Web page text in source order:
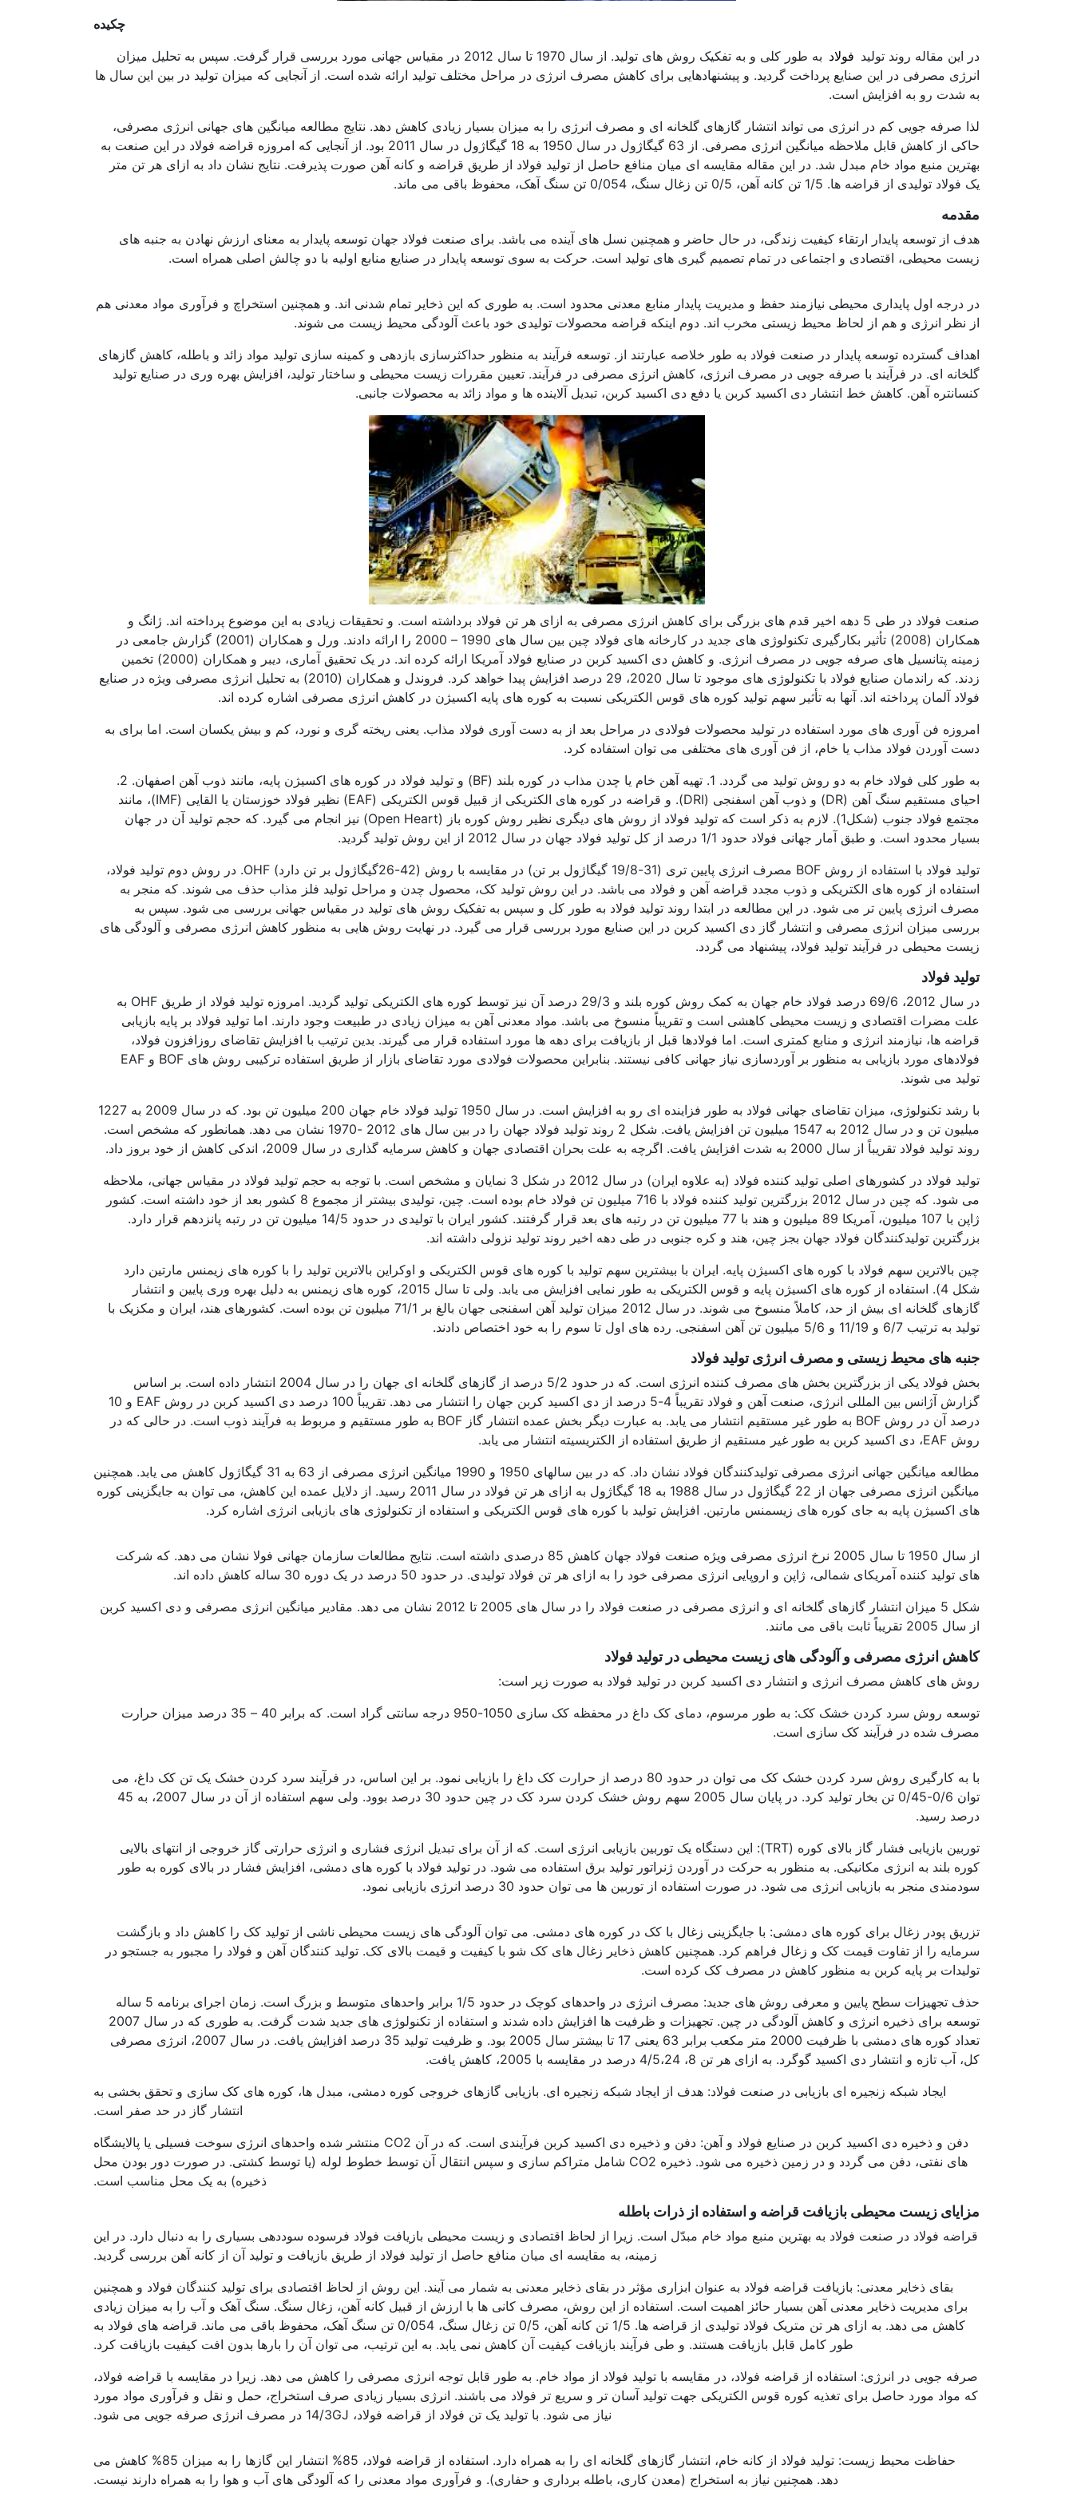
چکیده
در این مقاله روند تولید فولاد
به طور کلی و به تفکیک روش های تولید. از سال 1970 تا سال 2012 در مقیاس جهانی مورد بررسی قرار گرفت. سپس به تحلیل میزان
انرژی مصرفی در این صنایع پرداخت گردید. و پیشنهادهایی برای کاهش مصرف انرژی در مراحل مختلف تولید ارائه شده است. از آنجایی که میزان تولید در بین این سال ها
به شدت رو به افزایش است.
لذا صرفه جویی کم در انرژی می تواند انتشار گازهای گلخانه ای و مصرف انرژی را به میزان بسیار زیادی کاهش دهد. نتایج مطالعه میانگین های جهانی انرژی مصرفی،
حاکی از کاهش قابل ملاحظه میانگین انرژی مصرفی. از 63 گیگاژول در سال 1950 به 18 گیگاژول در سال 2011 بود. از آنجایی که امروزه قراضه فولاد در این صنعت به
بهترین منبع مواد خام مبدل شد. در این مقاله مقایسه ای میان منافع حاصل از تولید فولاد از طریق قراضه و کانه آهن صورت پذیرفت. نتایج نشان داد به ازای هر تن متر
یک فولاد تولیدی از قراضه ها. 1/5 تن کانه آهن، 0/5 تن زغال سنگ، 0/054 تن سنگ آهک، محفوظ باقی می ماند.
مقدمه
هدف از توسعه پایدار ارتقاء کیفیت زندگی، در حال حاضر و همچنین نسل های آینده می باشد. برای صنعت فولاد جهان توسعه پایدار به معنای ارزش نهادن به جنبه های
زیست محیطی، اقتصادی و اجتماعی در تمام تصمیم گیری های تولید است. حرکت به سوی توسعه پایدار در صنایع منابع اولیه با دو چالش اصلی همراه است.
در درجه اول پایداری محیطی نیازمند حفظ و مدیریت پایدار منابع معدنی محدود است. به طوری که این ذخایر تمام شدنی اند. و همچنین استخراچ و فرآوری مواد معدنی هم
از نظر انرژی و هم از لحاظ محیط زیستی مخرب اند. دوم اینکه قراضه محصولات تولیدی خود باعث آلودگی محیط زیست می شوند.
اهداف گسترده توسعه پایدار در صنعت فولاد به طور خلاصه عبارتند از. توسعه فرآیند به منظور حداکثرسازی بازدهی و کمینه سازی تولید مواد زائد و باطله، کاهش گازهای
گلخانه ای. در فرآیند با صرفه جویی در مصرف انرژی، کاهش انرژی مصرفی در فرآیند. تعیین مقررات زیست محیطی و ساختار تولید، افزایش بهره وری در صنایع تولید
کنسانتره آهن. کاهش خط انتشار دی اکسید کربن یا دفع دی اکسید کربن، تبدیل آلاینده ها و مواد زائد به محصولات جانبی.
صنعت فولاد در طی 5 دهه اخیر قدم های بزرگی برای کاهش انرژی مصرفی به ازای هر تن فولاد برداشته است. و تحقیقات زیادی به این موضوع پرداخته اند. ژانگ و
همکاران (2008) تأثیر بکارگیری تکنولوژی های جدید در کارخانه های فولاد چین بین سال های 1990 – 2000 را ارائه دادند. ورل و همکاران (2001) گزارش جامعی در
زمینه پتانسیل های صرفه جویی در مصرف انرژی. و کاهش دی اکسید کربن در صنایع فولاد آمریکا ارائه کرده اند. در یک تحقیق آماری، دیبر و همکاران (2000) تخمین
زدند. که راندمان صنایع فولاد با تکنولوژی های موجود تا سال 2020، 29 درصد افزایش پیدا خواهد کرد. فروندل و همکاران (2010) به تحلیل انرژی مصرفی ویژه در صنایع
فولاد آلمان پرداخته اند. آنها به تأثیر سهم تولید کوره های قوس الکتریکی نسبت به کوره های پایه اکسیژن در کاهش انرژی مصرفی اشاره کرده اند.
امروزه فن آوری های مورد استفاده در تولید محصولات فولادی در مراحل بعد از به دست آوری فولاد مذاب. یعنی ریخته گری و نورد، کم و بیش یکسان است. اما برای به
دست آوردن فولاد مذاب یا خام، از فن آوری های مختلفی می توان استفاده کرد.
به طور کلی فولاد خام به دو روش تولید می گردد. 1. تهیه آهن خام یا چدن مذاب در کوره بلند (BF) و تولید فولاد در کوره های اکسیژن پایه، مانند ذوب آهن اصفهان. 2.
احیای مستقیم سنگ آهن (DR) و ذوب آهن اسفنجی (DRI). و قراضه در کوره های الکتریکی از قبیل قوس الکتریکی (EAF) نظیر فولاد خوزستان یا القایی (IMF)، مانند
مجتمع فولاد جنوب (شکل1). لازم به ذکر است که تولید فولاد از روش های دیگری نظیر روش کوره باز (Open Heart) نیز انجام می گیرد. که حجم تولید آن در جهان
بسیار محدود است. و طبق آمار جهانی فولاد حدود 1/1 درصد از کل تولید فولاد جهان در سال 2012 از این روش تولید گردید.
تولید فولاد با استفاده از روش BOF مصرف انرژی پایین تری (31-19/8 گیگاژول بر تن) در مقایسه با روش (42-26گیگاژول بر تن دارد) OHF. در روش دوم تولید فولاد،
استفاده از کوره های الکتریکی و ذوب مجدد قراضه آهن و فولاد می باشد. در این روش تولید کک، محصول چدن و مراحل تولید فلز مذاب حذف می شوند. که منجر به
مصرف انرژی پایین تر می شود. در این مطالعه در ابتدا روند تولید فولاد به طور کل و سپس به تفکیک روش های تولید در مقیاس جهانی بررسی می شود. سپس به
بررسی میزان انرژی مصرفی و انتشار گاز دی اکسید کربن در این صنایع مورد بررسی قرار می گیرد. در نهایت روش هایی به منظور کاهش انرژی مصرفی و آلودگی های
زیست محیطی در فرآیند تولید فولاد، پیشنهاد می گردد.
تولید فولاد
در سال 2012، 69/6 درصد فولاد خام جهان به کمک روش کوره بلند و 29/3 درصد آن نیز توسط کوره های الکتریکی تولید گردید. امروزه تولید فولاد از طریق OHF به
علت مضرات اقتصادی و زیست محیطی کاهشی است و تقریباً منسوخ می باشد. مواد معدنی آهن به میزان زیادی در طبیعت وجود دارند. اما تولید فولاد بر پایه بازیابی
قراضه ها، نیازمند انرژی و منابع کمتری است. اما فولادها قبل از بازیافت برای دهه ها مورد استفاده قرار می گیرند. بدین ترتیب با افزایش تقاضای روزافزون فولاد،
فولادهای مورد بازیابی به منظور بر آوردسازی نیاز جهانی کافی نیستند. بنابراین محصولات فولادی مورد تقاضای بازار از طریق استفاده ترکیبی روش های BOF و EAF
تولید می شوند.
با رشد تکنولوژی، میزان تقاضای جهانی فولاد به طور فزاینده ای رو به افزایش است. در سال 1950 تولید فولاد خام جهان 200 میلیون تن بود. که در سال 2009 به 1227
میلیون تن و در سال 2012 به 1547 میلیون تن افزایش یافت. شکل 2 روند تولید فولاد جهان را در بین سال های 2012 -1970 نشان می دهد. همانطور که مشخص است.
روند تولید فولاد تقریباً از سال 2000 به شدت افزایش یافت. اگرچه به علت بحران اقتصادی جهان و کاهش سرمایه گذاری در سال 2009، اندکی کاهش از خود بروز داد.
تولید فولاد در کشورهای اصلی تولید کننده فولاد (به علاوه ایران) در سال 2012 در شکل 3 نمایان و مشخص است. با توجه به حجم تولید فولاد در مقیاس جهانی، ملاحظه
می شود. که چین در سال 2012 بزرگترین تولید کننده فولاد با 716 میلیون تن فولاد خام بوده است. چین، تولیدی بیشتر از مجموع 8 کشور بعد از خود داشته است. کشور
ژاپن با 107 میلیون، آمریکا 89 میلیون و هند با 77 میلیون تن در رتبه های بعد قرار گرفتند. کشور ایران با تولیدی در حدود 14/5 میلیون تن در رتبه پانزدهم قرار دارد.
بزرگترین تولیدکنندگان فولاد جهان بجز چین، هند و کره جنوبی در طی دهه اخیر روند تولید نزولی داشته اند.
چین بالاترین سهم فولاد با کوره های اکسیژن پایه. ایران با بیشترین سهم تولید با کوره های قوس الکتریکی و اوکراین بالاترین تولید را با کوره های زیمنس مارتین دارد
شکل 4). استفاده از کوره های اکسیژن پایه و قوس الکتریکی به طور نمایی افزایش می یابد. ولی تا سال 2015، کوره های زیمنس به دلیل بهره وری پایین و انتشار
گازهای گلخانه ای بیش از حد، کاملاً منسوخ می شوند. در سال 2012 میزان تولید آهن اسفنجی جهان بالغ بر 71/1 میلیون تن بوده است. کشورهای هند، ایران و مکزیک با
تولید به ترتیب 6/7 و 11/19 و 5/6 میلیون تن آهن اسفنجی. رده های اول تا سوم را به خود اختصاص دادند.
جنبه های محیط زیستی و مصرف انرژی تولید فولاد
بخش فولاد یکی از بزرگترین بخش های مصرف کننده انرژی است. که در حدود 5/2 درصد از گازهای گلخانه ای جهان را در سال 2004 انتشار داده است. بر اساس
گزارش آژانس بین المللی انرژی، صنعت آهن و فولاد تقریباً 4-5 درصد از دی اکسید کربن جهان را انتشار می دهد. تقریباً 100 درصد دی اکسید کربن در روش EAF و 10
درصد آن در روش BOF به طور غیر مستقیم انتشار می یابد. به عبارت دیگر بخش عمده انتشار گاز BOF به طور مستقیم و مربوط به فرآیند ذوب است. در حالی که در
روش EAF، دی اکسید کربن به طور غیر مستقیم از طریق استفاده از الکتریسیته انتشار می یابد.
مطالعه میانگین جهانی انرژی مصرفی تولیدکنندگان فولاد نشان داد. که در بین سالهای 1950 و 1990 میانگین انرژی مصرفی از 63 به 31 گیگاژول کاهش می یابد. همچنین
میانگین انرژی مصرفی جهان از 22 گیگاژول در سال 1988 به 18 گیگاژول به ازای هر تن فولاد در سال 2011 رسید. از دلایل عمده این کاهش، می توان به جایگزینی کوره
های اکسیژن پایه به جای کوره های زیسمنس مارتین. افزایش تولید با کوره های قوس الکتریکی و استفاده از تکنولوژی های بازیابی انرژی اشاره کرد.
از سال 1950 تا سال 2005 نرخ انرژی مصرفی ویژه صنعت فولاد جهان کاهش 85 درصدی داشته است. نتایج مطالعات سازمان جهانی فولا نشان می دهد. که شرکت
های تولید کننده آمریکای شمالی، ژاپن و اروپایی انرژی مصرفی خود را به ازای هر تن فولاد تولیدی. در حدود 50 درصد در یک دوره 30 ساله کاهش داده اند.
شکل 5 میزان انتشار گازهای گلخانه ای و انرژی مصرفی در صنعت فولاد را در سال های 2005 تا 2012 نشان می دهد. مقادیر میانگین انرژی مصرفی و دی اکسید کربن
از سال 2005 تقریباً ثابت باقی می مانند.
کاهش انرژی مصرفی و آلودگی های زیست محیطی در تولید فولاد
روش های کاهش مصرف انرژی و انتشار دی اکسید کربن در تولید فولاد به صورت زیر است:
توسعه روش سرد کردن خشک کک: به طور مرسوم، دمای کک داغ در محفظه کک سازی 1050-950 درجه سانتی گراد است. که برابر 40 – 35 درصد میزان حرارت
مصرف شده در فرآیند کک سازی است.
با به کارگیری روش سرد کردن خشک کک می توان در حدود 80 درصد از حرارت کک داغ را بازیابی نمود. بر این اساس، در فرآیند سرد کردن خشک یک تن کک داغ، می
توان 0/6-0/45 تن بخار تولید کرد. در پایان سال 2005 سهم روش خشک کردن سرد کک در چین حدود 30 درصد بوود. ولی سهم استفاده از آن در سال 2007، به 45
درصد رسید.
توربین بازیابی فشار گاز بالای کوره (TRT): این دستگاه یک توربین بازیابی انرژی است. که از آن برای تبدیل انرژی فشاری و انرژی حرارتی گاز خروجی از انتهای بالایی
کوره بلند به انرژی مکانیکی. به منظور به حرکت در آوردن ژنراتور تولید برق استفاده می شود. در تولید فولاد با کوره های دمشی، افزایش فشار در بالای کوره به طور
سودمندی منجر به بازیابی انرژی می شود. در صورت استفاده از توربین ها می توان حدود 30 درصد انرژی بازیابی نمود.
تزریق پودر زغال برای کوره های دمشی: با جایگزینی زغال با کک در کوره های دمشی. می توان آلودگی های زیست محیطی ناشی از تولید کک را کاهش داد و بازگشت
سرمایه را از تفاوت قیمت کک و زغال فراهم کرد. همچنین کاهش ذخایر زغال های کک شو با کیفیت و قیمت بالای کک. تولید کنندگان آهن و فولاد را مجبور به جستجو در
تولیدات بر پایه کربن به منظور کاهش در مصرف کک کرده است.
حذف تجهیزات سطح پایین و معرفی روش های جدید: مصرف انرژی در واحدهای کوچک در حدود 1/5 برابر واحدهای متوسط و بزرگ است. زمان اجرای برنامه 5 ساله
توسعه برای ذخیره انرژی و کاهش آلودگی در چین. تجهیزات و ظرفیت ها افزایش داده شدند و استفاده از تکنولوژی های جدید شدت گرفت. به طوری که در سال 2007
تعداد کوره های دمشی با ظرفیت 2000 متر مکعب برابر 63 یعنی 17 تا بیشتر سال 2005 بود. و ظرفیت تولید 35 درصد افزایش یافت. در سال 2007، انرژی مصرفی
کل، آب تازه و انتشار دی اکسید گوگرد. به ازای هر تن 8، 4/5،24 درصد در مقایسه با 2005، کاهش یافت.
ایجاد شبکه زنجیره ای بازیابی در صنعت فولاد: هدف از ایجاد شبکه زنجیره ای. بازیابی گازهای خروجی کوره دمشی، مبدل ها، کوره های کک سازی و تحقق بخشی به
انتشار گاز در حد صفر است.
دفن و ذخیره دی اکسید کربن در صنایع فولاد و آهن: دفن و ذخیره دی اکسید کربن فرآیندی است. که در آن CO2 منتشر شده واحدهای انرژی سوخت فسیلی یا پالایشگاه
های نفتی، دفن می گردد و در زمین ذخیره می شود. ذخیره CO2 شامل متراکم سازی و سپس انتقال آن توسط خطوط لوله (یا توسط کشتی. در صورت دور بودن محل
ذخیره) به یک محل مناسب است.
مزایای زیست محیطی بازیافت قراضه و استفاده از ذرات باطله
قراضه فولاد در صنعت فولاد به بهترین منبع مواد خام مبدّل است. زیرا از لحاظ اقتصادی و زیست محیطی بازیافت فولاد فرسوده سوددهی بسیاری را به دنبال دارد. در این
زمینه، به مقایسه ای میان منافع حاصل از تولید فولاد از طریق بازیافت و تولید آن از کانه آهن بررسی گردید.
بقای ذخایر معدنی: بازیافت قراضه فولاد به عنوان ابزاری مؤثر در بقای ذخایر معدنی به شمار می آیند. این روش از لحاظ اقتصادی برای تولید کنندگان فولاد و همچنین
برای مدیریت ذخایر معدنی آهن بسیار حائز اهمیت است. استفاده از این روش، مصرف کانی ها با ارزش از قبیل کانه آهن، زغال سنگ. سنگ آهک و آب را به میزان زیادی
کاهش می دهد. به ازای هر تن متریک فولاد تولیدی از قراضه ها. 1/5 تن کانه آهن، 0/5 تن زغال سنگ، 0/054 تن سنگ آهک، محفوظ باقی می ماند. قراضه های فولاد به
طور کامل قابل بازیافت هستند. و طی فرآیند بازیافت کیفیت آن کاهش نمی یابد. به این ترتیب، می توان آن را بارها بدون افت کیفیت بازیافت کرد.
صرفه جویی در انرژی: استفاده از قراضه فولاد، در مقایسه با تولید فولاد از مواد خام. به طور قابل توجه انرژی مصرفی را کاهش می دهد. زیرا در مقایسه با قراضه فولاد،
که مواد مورد حاصل برای تغذیه کوره قوس الکتریکی جهت تولید آسان تر و سریع تر فولاد می باشند. انرژی بسیار زیادی صرف استخراج، حمل و نقل و فرآوری مواد مورد
نیاز می شود. با تولید یک تن فولاد از قراضه فولاد، 14/3GJ در مصرف انرژی صرفه جویی می شود.
حفاظت محیط زیست: تولید فولاد از کانه خام، انتشار گازهای گلخانه ای را به همراه دارد. استفاده از قراضه فولاد، 85% انتشار این گازها را به میزان 85% کاهش می
دهد. همچنین نیاز به استخراج (معدن کاری، باطله برداری و حفاری). و فرآوری مواد معدنی را که آلودگی های آب و هوا را به همراه دارند نیست.